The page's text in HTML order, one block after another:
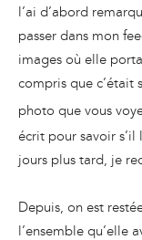
l’ai d’abord
passer dans mon
images où elle
compris que c’était
photo que vous
écrit pour savoir
jours plus tard, je
Depuis, on est
l’ensemble qu’elle